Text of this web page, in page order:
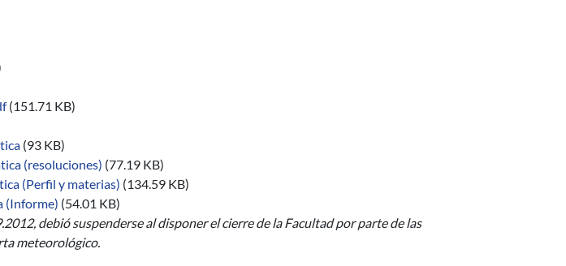
(151.71 KB)
(93 KB)
(resoluciones) (77.19 KB)
(Perfil y materias) (134.59 KB)
(Informe) (54.01 KB)
debió suspenderse al disponer el cierre de la Facultad por parte de las
meteorológico.